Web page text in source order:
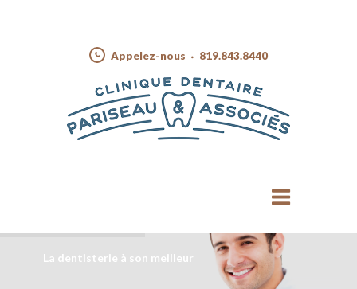
Appelez-nous 819.843.8440
La dentisterie à son meilleur